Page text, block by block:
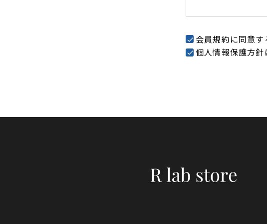
会員規約に同意す
個人情報保護方針